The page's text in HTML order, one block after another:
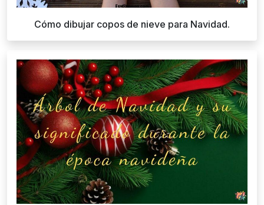
Cómo dibujar copos de nieve para Navidad.